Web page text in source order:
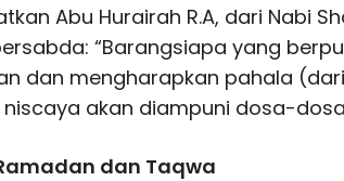
Abu Hurairah R.A, dari Nabi
“Barangsiapa yang
dan mengharapkan pahala
niscaya akan diampuni dosa-
dan Taqwa